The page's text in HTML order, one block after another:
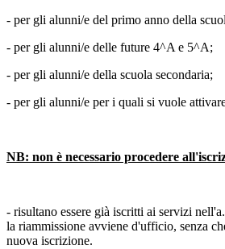
- per gli alunni/e del primo anno della
- per gli alunni/e delle future 4^A e 5^A;
- per gli alunni/e della scuola secondaria;
- per gli alunni/e per i quali si vuole
NB: non è necessario procedere
- risultano essere già iscritti ai servizi
la riammissione avviene d'ufficio, senza
nuova iscrizione.